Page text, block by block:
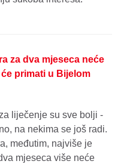
za dva mjeseca neće
primati u Bijelom
liječenje su sve bolji -
na nekima se još radi.
međutim, najviše je
mjeseca više neće